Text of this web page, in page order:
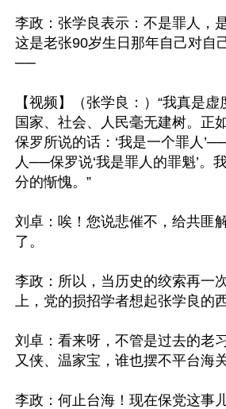
李政：张学良表示：不是罪人，
这是老张90岁生日那年自己对自
──
【视频】（张学良：）“我真是
国家、社会、人民毫无建树。正
保罗所说的话：‘我是一个罪人
人──保罗说‘我是罪人的罪魁’。
分的惭愧。”
刘卓：唉！您说悲催不，给共匪
了。
李政：所以，当历史的绞索再一
上，党的损招学者想起张学良的
刘卓：看来呀，不管是过去的老
又侠、温家宝，谁也摆不平台海
李政：何止台海！现在保党这事